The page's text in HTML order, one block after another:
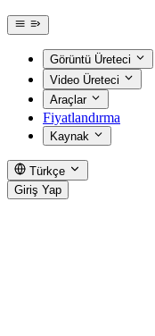
Görüntü Üreteci
Video Üreteci
Araçlar
Fiyatlandırma
Kaynak
Türkçe
Giriş Yap